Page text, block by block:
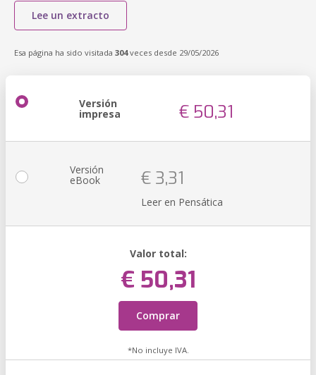
Lee un extracto
Esa página ha sido visitada 304veces desde 29/05/2026
Versión
impresa € 50,31
Versión
eBook € 3,31
Leer en Pensática
Valor total:
€ 50,31
Comprar
*No incluye IVA.